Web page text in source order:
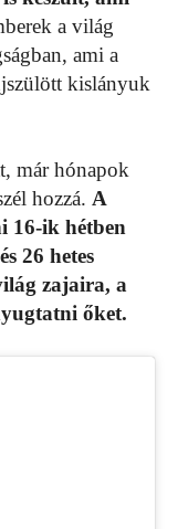
a világ
ami a
kislányuk
már hónapok
hozzá. A
16-ik hétben
26 hetes
zajaira, a
őket.